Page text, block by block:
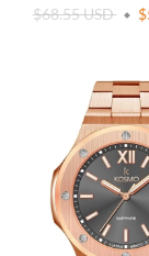
$68.55 USD